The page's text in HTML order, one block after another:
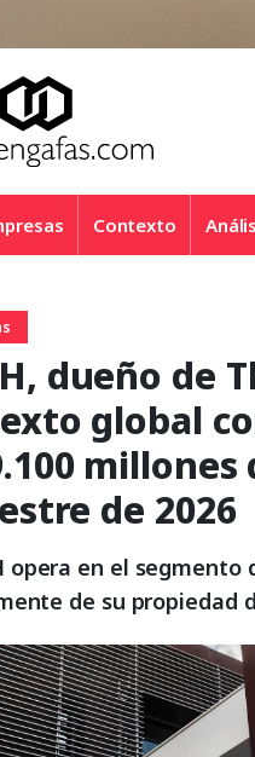
Contexto
dueño de
global
de 2026
opera en el segmento
de su propiedad